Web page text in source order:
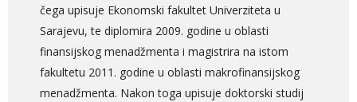
čega upisuje Ekonomski fakultet Univerziteta u
Sarajevu, te diplomira 2009. godine u oblasti
finansijskog menadžmenta i magistrira na istom
fakultetu 2011. godine u oblasti makrofinansijskog
menadžmenta. Nakon toga upisuje doktorski studij